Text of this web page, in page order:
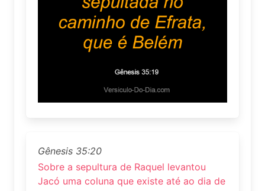
Gênesis 35:20
Sobre a sepultura de Raquel levantou
Jacó uma coluna que existe até ao dia de